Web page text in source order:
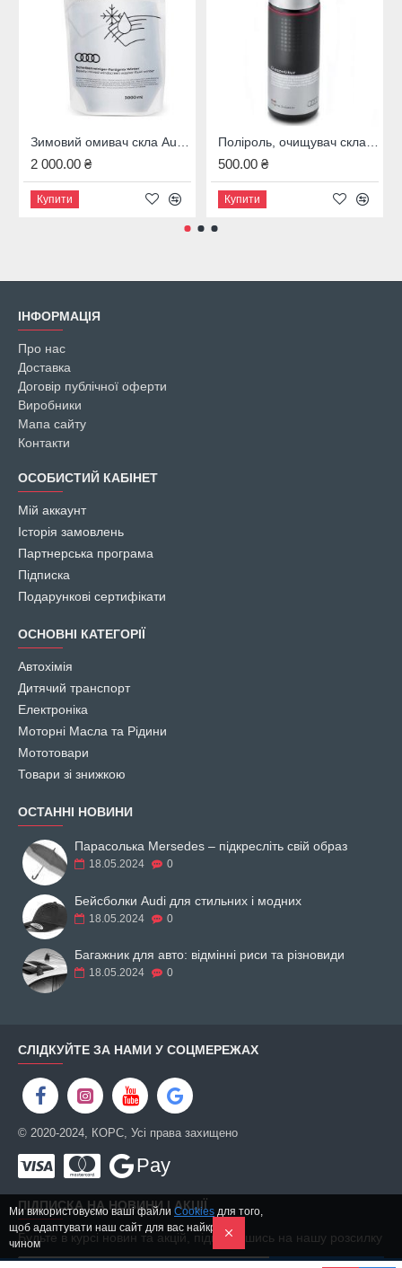
Зимовий омивач скла Audi, 4M8096323B
2 000.00 ₴
Купити
Поліроль, очищувач скла Audi, 00A096329020
500.00 ₴
Купити
ІНФОРМАЦІЯ
Про нас
Доставка
Договір публічної оферти
Виробники
Мапа сайту
Контакти
ОСОБИСТИЙ КАБІНЕТ
Мій аккаунт
Історія замовлень
Партнерська програма
Підписка
Подарункові сертифікати
ОСНОВНІ КАТЕГОРІЇ
Автохімія
Дитячий транспорт
Електроніка
Моторні Масла та Рідини
Мототовари
Товари зі знижкою
ОСТАННІ НОВИНИ
Парасолька Mersedes – підкресліть свій образ
18.05.2024 0
Бейсболки Audi для стильних і модних
18.05.2024 0
Багажник для авто: відмінні риси та різновиди
18.05.2024 0
СЛІДКУЙТЕ ЗА НАМИ У СОЦМЕРЕЖАХ
© 2020-2024, КОРС, Усі права захищено
Pay
ПІДПИСКА НА НОВИНИ І АКЦІЇ
Будьте в курсі новин та акцій, підписавшись на нашу розсилку
Ми використовуємо ваші файли Cookies для того,
щоб адаптувати наш сайт для вас найкращим
чином